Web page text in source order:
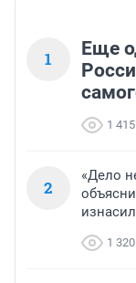
1
Еще
1 415
2
«Дело
1 320